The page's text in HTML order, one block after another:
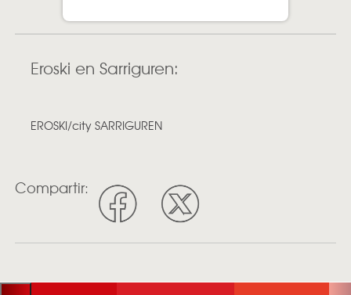
Eroski en Sarriguren:
EROSKI/city SARRIGUREN
Compartir: